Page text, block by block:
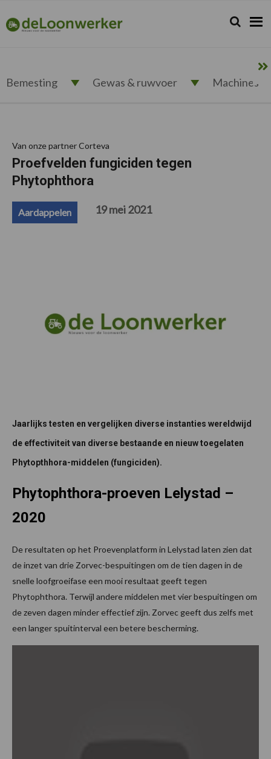
de
hoofdnavigatie
de
hoofd
de
eerste
de
voettekst
deloonwerker.nl Zoeken...
Zoek
Bemesting Gewas & ruwvoer Machines
Van onze partner Corteva
Proefvelden fungiciden tegen
Phytophthora
Aardappelen 19 mei 2021
Jaarlijks testen en vergelijken diverse instanties wereldwijd
de effectiviteit van diverse bestaande en nieuw toegelaten
Phytopthhora-middelen (fungiciden).
Phytophthora-proeven Lelystad –
2020
De resultaten op het Proevenplatform in Lelystad laten zien dat
de inzet van drie Zorvec-bespuitingen om de tien dagen in de
snelle loofgroeifase een mooi resultaat geeft tegen
Phytophthora. Terwijl andere middelen met vier bespuitingen om
de zeven dagen minder effectief zijn. Zorvec geeft dus zelfs met
een langer spuitinterval een betere bescherming.